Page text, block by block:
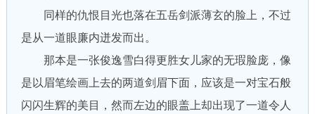
同样的仇恨目光也落在五岳剑派薄玄的脸上，不过
是从一道眼廉内迸发而出。
那本是一张俊逸雪白得更胜女儿家的无瑕脸庞，像
是以眉笔绘画上去的两道剑眉下面，应该是一对宝石般
闪闪生辉的美目，然而左边的眼盖上却出现了一道令人